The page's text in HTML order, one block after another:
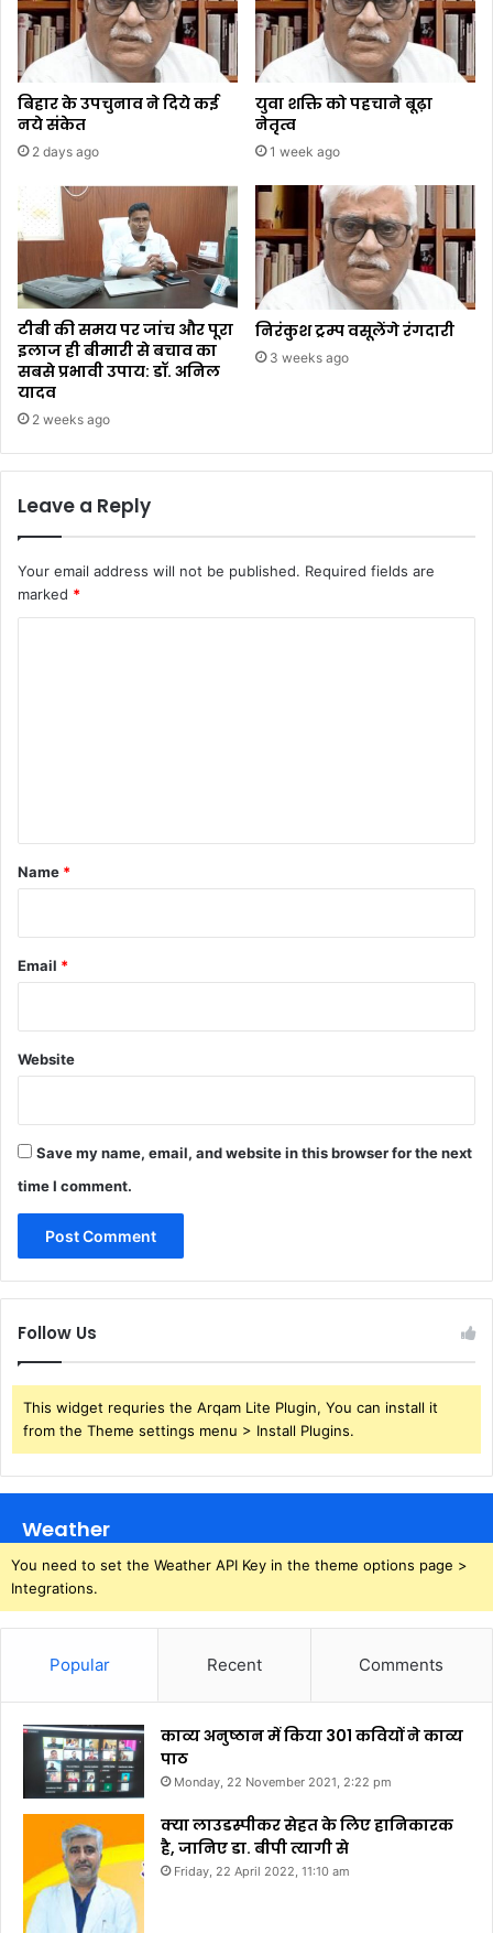
बिहार के उपचुनाव ने दिये कई
नये संकेत
2 days ago
युवा शक्ति को पहचाने बूढ़ा
नेतृत्व
1 week ago
टीबी की समय पर जांच और पूरा
इलाज ही बीमारी से बचाव का
सबसे प्रभावी उपाय: डॉ. अनिल
यादव
2 weeks ago
निरंकुश ट्रम्प वसूलेंगे रंगदारी
3 weeks ago
Leave a Reply
Your email address will not be published. Required fields are
marked *
*
Name *
Email *
Website
Save my name, email, and website in this browser for the next
time I comment.
Follow Us
This widget requries the Arqam Lite Plugin, You can install it
from the Theme settings menu > Install Plugins.
Weather
You need to set the Weather API Key in the theme options page >
Integrations.
Popular Recent Comments
काव्य अनुष्ठान में किया 301 कवियों ने काव्य
पाठ
Monday, 22 November 2021, 2:22 pm
क्या लाउडस्पीकर सेहत के लिए हानिकारक
है, जानिए डा. बीपी त्यागी से
Friday, 22 April 2022, 11:10 am